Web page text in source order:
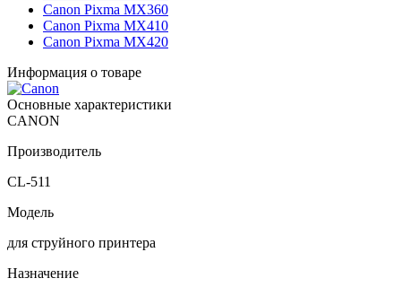
Canon Pixma MX360
Canon Pixma MX410
Canon Pixma MX420
Информация о товаре
Основные характеристики
CANON
Производитель
CL-511
Модель
для струйного принтера
Назначение